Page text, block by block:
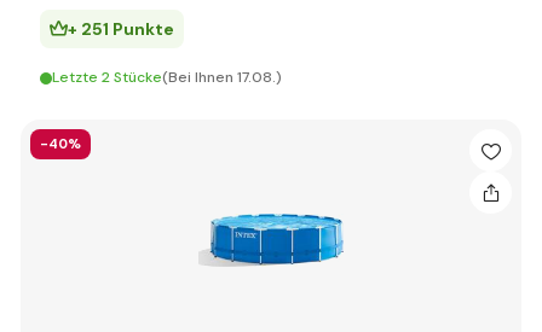
+ 251 Punkte
Letzte 2 Stücke(Bei Ihnen 17.08.)
-40%